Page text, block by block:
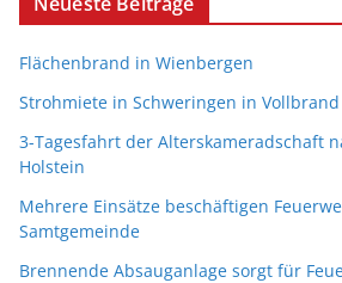
Flächenbrand in Wienbergen
Strohmiete in Schweringen in Vollbrand
3-Tagesfahrt der Alterskameradschaft
Holstein
Mehrere Einsätze beschäftigen
Samtgemeinde
Brennende Absauganlage sorgt für